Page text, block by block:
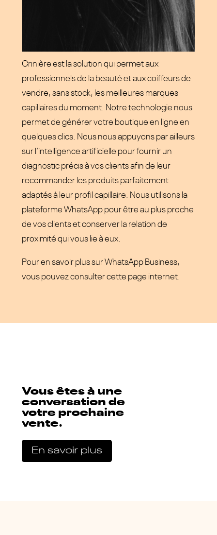
Crinière est la solution qui permet aux
professionnels de la beauté et aux coiffeurs de
vendre, sans stock, les meilleures marques
capillaires du moment. Notre technologie nous
permet de générer votre boutique en ligne en
quelques clics. Nous nous appuyons par ailleurs
sur l’intelligence artificielle pour fournir un
diagnostic précis à vos clients afin de leur
recommander les produits parfaitement
adaptés à leur profil capillaire. Nous utilisons la
plateforme WhatsApp pour être au plus proche
de vos clients et conserver la relation de
proximité qui vous lie à eux.
Pour en savoir plus sur WhatsApp Business,
vous pouvez consultercette page internet.
Vous êtes à une
conversation de
votre prochaine
vente.
En savoir plus